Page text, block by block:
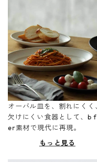
オーバル皿を、割れにくく
欠けにくい食器として、b
er素材で現代に再現。
もっと見る